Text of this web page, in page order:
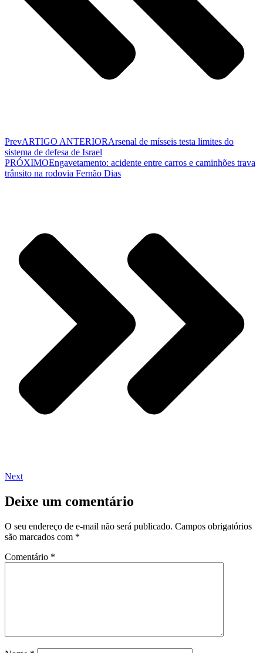
PrevARTIGO ANTERIORArsenal de mísseis testa limites do
sistema de defesa de Israel
PRÓXIMOEngavetamento: acidente entre carros e caminhões trava
trânsito na rodovia Fernão Dias
Next
Deixe um comentário
O seu endereço de e-mail não será publicado. Campos obrigatórios
são marcados com *
Comentário *